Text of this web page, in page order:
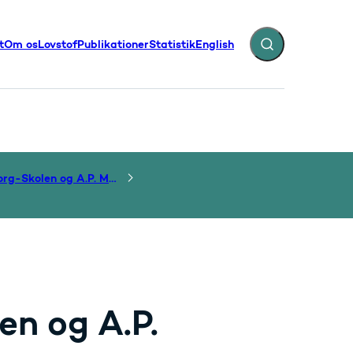
Om osLovstofPublikationerStatistikEnglish Fold søgefelt ud
- Flere links
Duborg-Skolen og A.P. Møller-Skolen
og A.P.